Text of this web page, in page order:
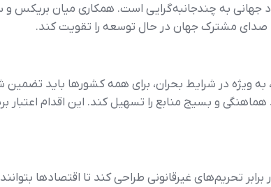
جهانی به چندجانبه‌گرایی است. همکاری میان بریکس
صدای مشترک جهان در حال توسعه را تقویت کند.
ویژه در شرایط بحران، برای همه کشورها باید
و بسیج منابع را تسهیل کند. این اقدام اعتبار
تحریم‌های غیرقانونی طراحی کند تا اقتصادها